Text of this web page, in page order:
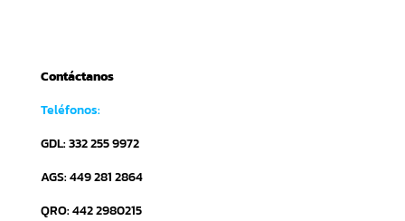
Contáctanos
Teléfonos:
GDL: 332 255 9972
AGS: 449 281 2864
QRO: 442 2980215